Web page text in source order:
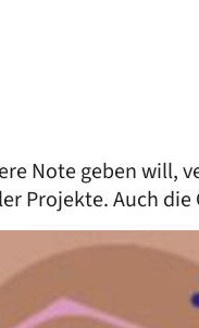
Note geben
Projekte. Auch